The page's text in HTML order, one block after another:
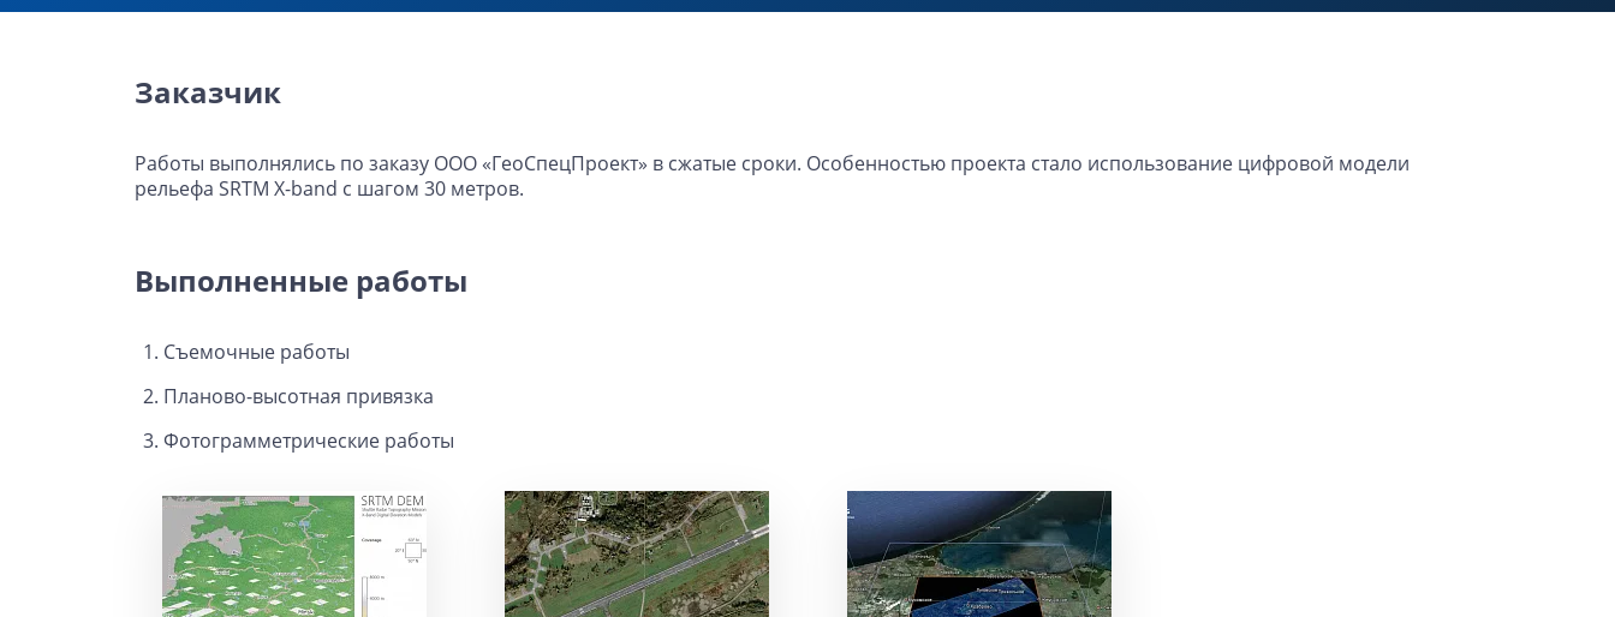
Заказчик
Работы выполнялись по заказу ООО «ГеоСпецПроект» в сжатые сроки. Особенностью проекта стало использование цифровой модели
рельефа SRTM X-band с шагом 30 метров.
Выполненные работы
Съемочные работы
Планово-высотная привязка
Фотограмметрические работы